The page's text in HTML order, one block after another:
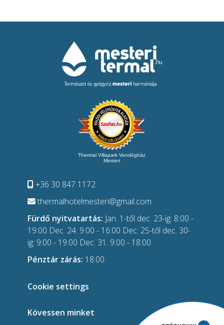
Thermal Villapark Vendégház
Mesteri
+36 30 847 1172
thermalhotelmesteri@gmail.com
Fürdő nyitvatartás: Jan. 1-től dec. 23-ig: 8:00 -
19:00 Dec. 24. 9:00 - 16:00 Dec. 25-től dec. 30-
ig: 9:00 - 19:00 Dec. 31. 9:00 - 18:00
Pénztár zárás: 18:00
Cookie settings
Kövessen minket